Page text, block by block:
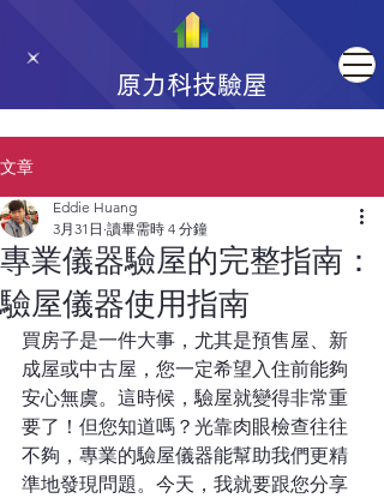
原力科技驗屋
文章
專業儀器驗屋的完整指南：
驗屋儀器使用指南
Eddie Huang
3月31日 讀畢需時 4 分鐘
買房子是一件大事，尤其是預售屋、新
成屋或中古屋，您一定希望入住前能夠
安心無虞。這時候，驗屋就變得非常重
要了！但您知道嗎？光靠肉眼檢查往往
不夠，專業的驗屋儀器能幫助我們更精
準地發現問題。今天，我就要跟您分享